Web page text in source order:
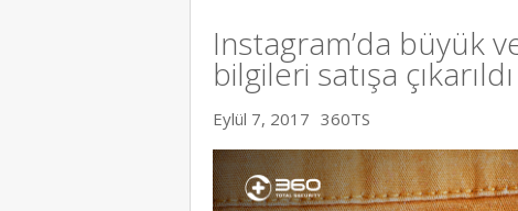
Instagram’da büyük
bilgileri satışa çıkarıldı
Eylül 7, 2017 360TS